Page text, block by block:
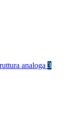
analoga 3